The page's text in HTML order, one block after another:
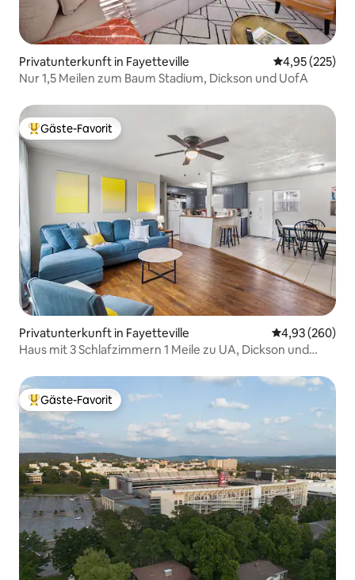
Privatunterkunft in Fayetteville
4,95 (225)
Nur 1,5 Meilen zum Baum Stadium, Dickson und UofA
Beliebter Gäste-Favorit.
Gäste-Favorit
Privatunterkunft in Fayetteville
4,93 (260)
Haus mit 3 Schlafzimmern 1 Meile zu UA, Dickson und
Beliebter Gäste-Favorit.
Gäste-Favorit